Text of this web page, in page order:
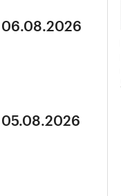
06.08.2026
05.08.2026